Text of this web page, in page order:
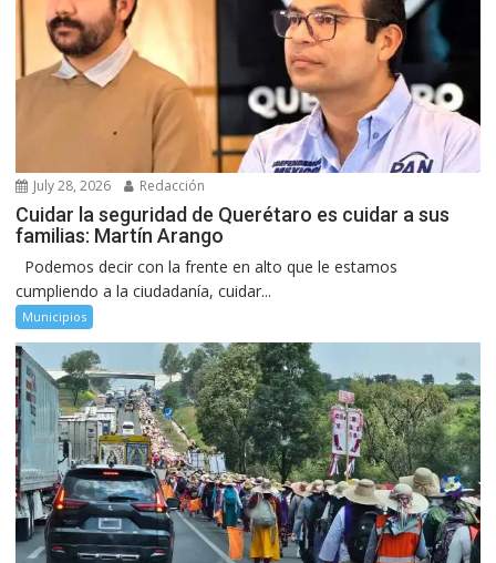
July 28, 2026 Redacción
Cuidar la seguridad de Querétaro es cuidar a sus
familias: Martín Arango
Podemos decir con la frente en alto que le estamos
cumpliendo a la ciudadanía, cuidar...
Municipios